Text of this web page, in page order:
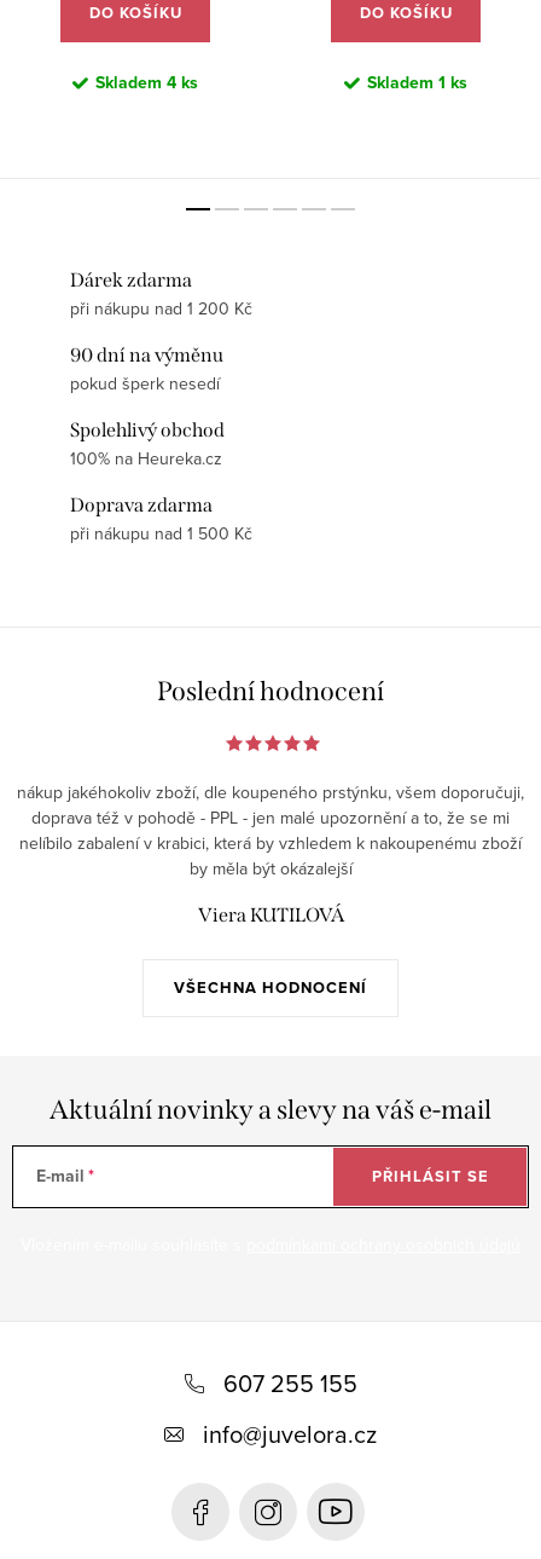
DO KOŠÍKU
Skladem 4 ks
DO KOŠÍKU
Skladem 1 ks
Dárek zdarma
při nákupu nad 1 200 Kč
90 dní na výměnu
pokud šperk nesedí
Spolehlivý obchod
100% na Heureka.cz
Doprava zdarma
při nákupu nad 1 500 Kč
Poslední hodnocení
VŠECHNA HODNOCENÍ
nákup jakéhokoliv zboží, dle koupeného prstýnku, všem doporučuji,
doprava též v pohodě - PPL - jen malé upozornění a to, že se mi
nelíbilo zabalení v krabici, která by vzhledem k nakoupenému zboží
by měla být okázalejší
Viera KUTILOVÁ
Aktuální novinky a slevy na váš e-mail
E-mail PŘIHLÁSIT SE
607 255 155
info@juvelora.cz